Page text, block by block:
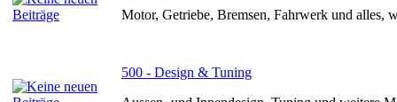
Motor, Getriebe, Bremsen, Fahrwerk und alles,
500 - Design & Tuning